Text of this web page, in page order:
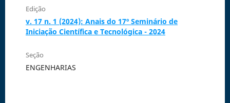
Edição
v. 17 n. 1 (2024): Anais do 17º Seminário de
Iniciação Científica e Tecnológica - 2024
Seção
ENGENHARIAS